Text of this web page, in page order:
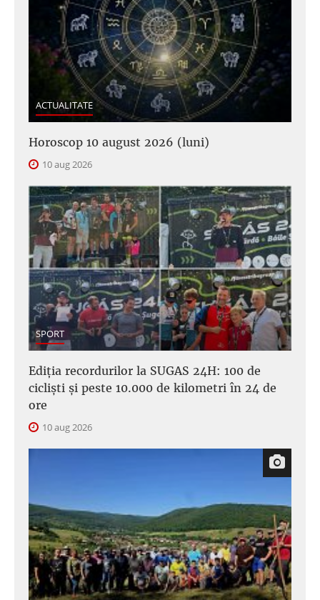
ACTUALITATE
Horoscop 10 august 2026 (luni)
10 aug 2026
SPORT
Ediția recordurilor la SUGAS 24H: 100 de
cicliști și peste 10.000 de kilometri în 24 de
ore
10 aug 2026